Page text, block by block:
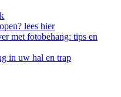
lees hier
met fotobehang: tips en
in uw hal en trap